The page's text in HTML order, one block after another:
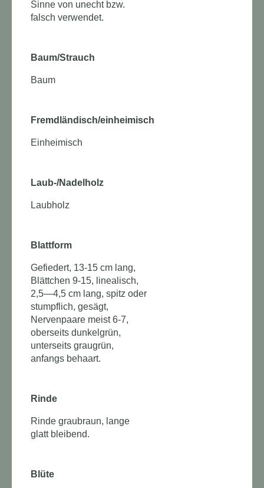
Sinne von unecht bzw.
falsch verwendet.
Baum/Strauch
Baum
Fremdländisch/einheimisch
Einheimisch
Laub-/Nadelholz
Laubholz
Blattform
Gefiedert, 13-15 cm lang,
Blättchen 9-15, linealisch,
2,5—4,5 cm lang, spitz oder
stumpflich, gesägt,
Nervenpaare meist 6-7,
oberseits dunkelgrün,
unterseits graugrün,
anfangs behaart.
Rinde
Rinde graubraun, lange
glatt bleibend.
Blüte